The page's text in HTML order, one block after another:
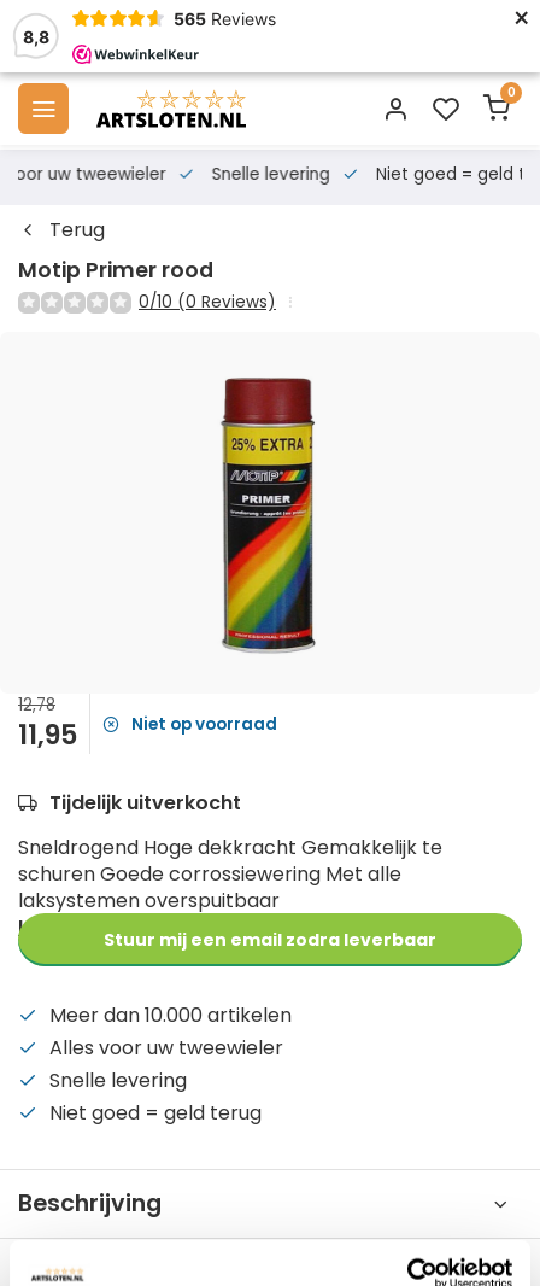
8,8
565 Reviews ×
0
voor uw tweewieler Snelle levering Niet goed = geld
Terug
Motip Primer rood
0/10 (0 Reviews)
12,78
11,95 Niet op voorraad
Tijdelijk uitverkocht
Sneldrogend Hoge dekkracht Gemakkelijk te
schuren Goede corrossiewering Met alle
laksystemen overspuitbaar
Lees meerStuur mij een email zodra leverbaar
Meer dan 10.000 artikelen
Alles voor uw tweewieler
Snelle levering
Niet goed = geld terug
Beschrijving
Reviews